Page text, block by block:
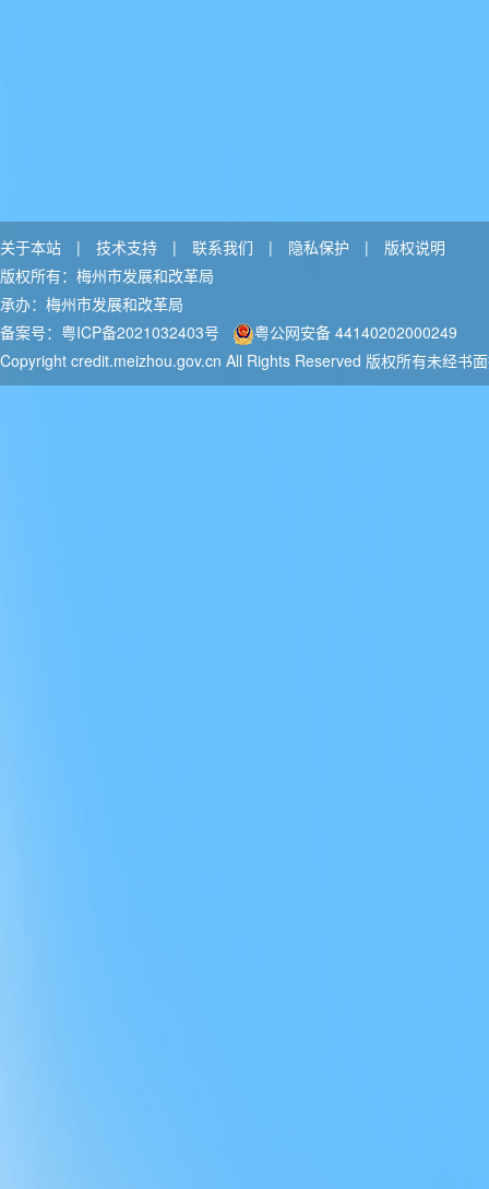
关于本站 | 技术支持 | 联系我们 | 隐私保护 |
版权说明
版权所有：梅州市发展和改革局
承办：梅州市发展和改革局
备案号：粤ICP备2021032403号
粤公网安备 44140202000249
Copyright credit.meizhou.gov.cn All Rights Reserved 版权所有未经书